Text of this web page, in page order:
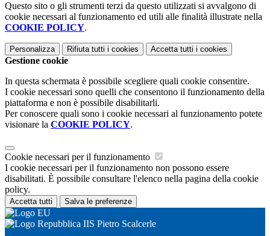
Questo sito o gli strumenti terzi da questo utilizzati si avvalgono di
cookie necessari al funzionamento ed utili alle finalità illustrate nella
COOKIE POLICY.
Personalizza Rifiuta tutti i cookies Accetta tutti i cookies
Gestione cookie
In questa schermata è possibile scegliere quali cookie consentire.
I cookie necessari sono quelli che consentono il funzionamento della
piattaforma e non è possibile disabilitarli.
Per conoscere quali sono i cookie necessari al funzionamento potete
visionare la COOKIE POLICY.
Cookie necessari per il funzionamento
I cookie necessari per il funzionamento non possono essere
disabilitati. È possibile consultare l'elenco nella pagina della cookie
policy.
Accetta tutti Salva le preferenze
IIS Pietro Scalcerle